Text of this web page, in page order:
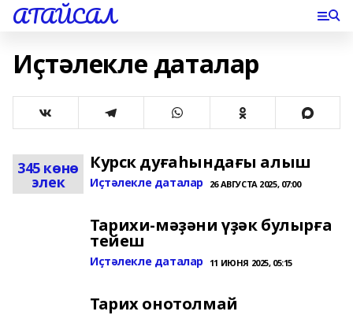
АТАЙСАЛ
Иҫтәлекле даталар
345 көнө
элек
Курск дуғаһындағы алыш
Иҫтәлекле даталар 26 АВГУСТА 2025, 07:00
Тарихи-мәҙәни үҙәк булырға
тейеш
Иҫтәлекле даталар 11 ИЮНЯ 2025, 05:15
Тарих онотолмай